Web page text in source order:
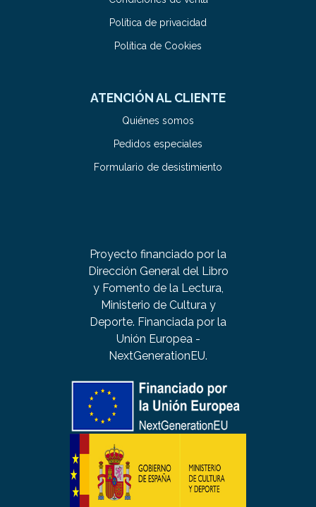
Política de privacidad
Política de Cookies
ATENCIÓN AL CLIENTE
Quiénes somos
Pedidos especiales
Formulario de desistimiento
Proyecto financiado por la
Dirección General del Libro
y Fomento de la Lectura,
Ministerio de Cultura y
Deporte. Financiada por la
Unión Europea -
NextGenerationEU.